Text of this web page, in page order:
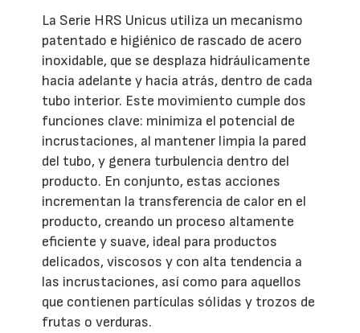
La Serie HRS Unicus utiliza un mecanismo
patentado e higiénico de rascado de acero
inoxidable, que se desplaza hidráulicamente
hacia adelante y hacia atrás, dentro de cada
tubo interior. Este movimiento cumple dos
funciones clave: minimiza el potencial de
incrustaciones, al mantener limpia la pared
del tubo, y genera turbulencia dentro del
producto. En conjunto, estas acciones
incrementan la transferencia de calor en el
producto, creando un proceso altamente
eficiente y suave, ideal para productos
delicados, viscosos y con alta tendencia a
las incrustaciones, así como para aquellos
que contienen partículas sólidas y trozos de
frutas o verduras.